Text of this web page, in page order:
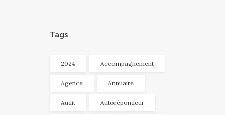
Tags
2024 Accompagnement
Agence Annuaire
Audit Autorépondeur